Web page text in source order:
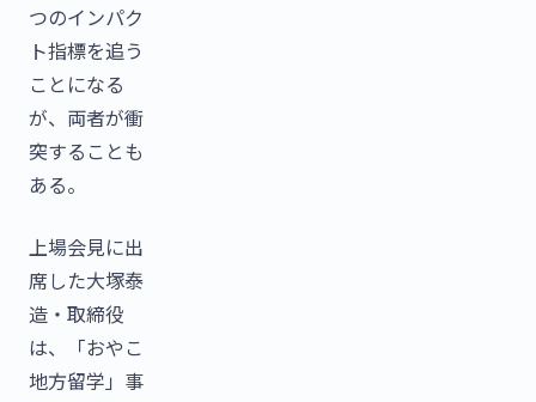
つのインパク
ト指標を追う
ことになる
が、両者が衝
突することも
ある。
上場会見に出
席した大塚泰
造・取締役
は、「おやこ
地方留学」事